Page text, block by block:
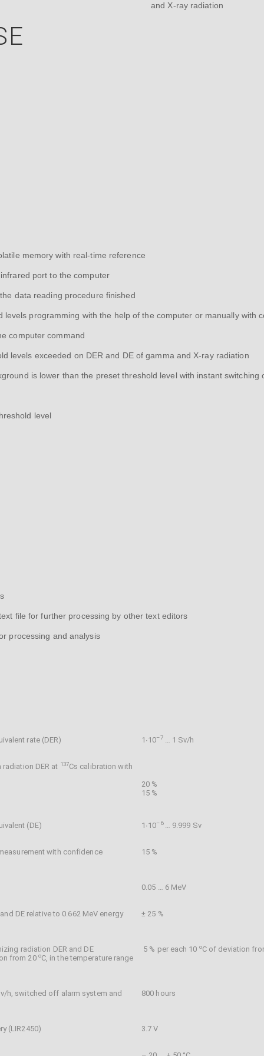
and X-ray radiation
memory with real-time reference
port to the computer
data reading procedure finished
programming with the help of the computer or manually with
computer command
levels exceeded on DER and DE of gamma and X-ray radiation
is lower than the preset threshold level with instant switching
level
file for further processing by other text editors
processing and analysis
rate (DER) 1∙10–7 … 1 Sv/h
DER at 137Cs calibration with
20 %
15 %
(DE) 1∙10–6… 9.999 Sv
with confidence
15 %
0.05 … 6 MeV
DE relative to 0.662 MeV energy
± 25 %
radiation DER and DE
from 20 oС, in the temperature range
5 % per each 10 оС of deviation
h, switched off alarm system and
800 hours
(LIR2450) 3.7 V